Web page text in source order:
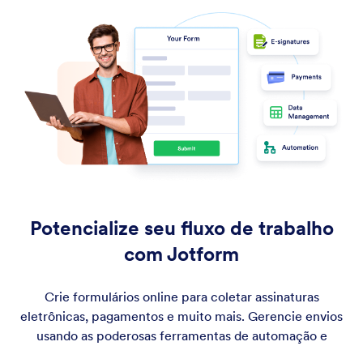
Potencialize seu fluxo de trabalho
com Jotform
Crie formulários online para coletar assinaturas
eletrônicas, pagamentos e muito mais. Gerencie envios
usando as poderosas ferramentas de automação e